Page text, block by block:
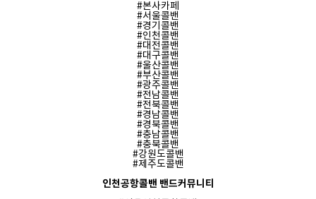
#본사카페
#서울콜밴
#경기콜밴
#인천콜밴
#대전콜밴
#대구콜밴
#울산콜밴
#부산콜밴
#광주콜밴
#전남콜밴
#전북콜밴
#경남콜밴
#경북콜밴
#충남콜밴
#충북콜밴
#강원도콜밴
#제주도콜밴
인천공항콜밴 밴드커뮤니티